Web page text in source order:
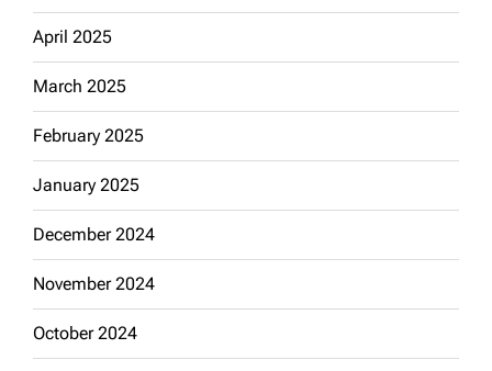
April 2025
March 2025
February 2025
January 2025
December 2024
November 2024
October 2024